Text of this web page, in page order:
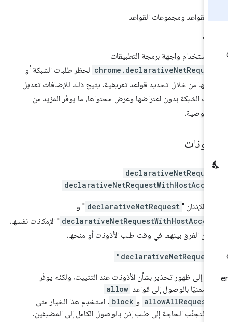
القواعد ومجموعات القواعد
استخدام واجهة برمجة التطبيقات
لحظر طلبات الشبكة أو
من خلال تحديد قواعد تعريفية. يتيح ذلك للإضافات تعديل
الشبكة بدون اعتراضها وعرض محتواها، ما يوفّر المزيد من
الإذنان " declarativeNetRequest " و
" الإمكانات نفسها.
الفرق بينهما في وقت طلب الأذونات أو منحها.
إلى ظهور تحذير بشأن الأذونات عند التثبيت، ولكنّه يوفّر
ضمنيًا بالوصول إلى قواعد allow
و block . استخدِم هذا الخيار متى
لتجنُّب الحاجة إلى طلب إذن بالوصول الكامل إلى المضيفين.